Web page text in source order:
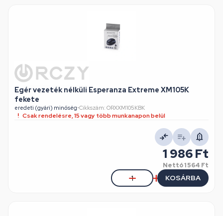
Egér vezeték nélküli Esperanza Extreme XM105K
fekete
eredeti (gyári) minőség•Cikkszám: ORXXM105KBK
Csak rendelésre, 15 vagy több munkanapon belül
1 986 Ft
Nettó1 564 Ft
KOSÁRBA